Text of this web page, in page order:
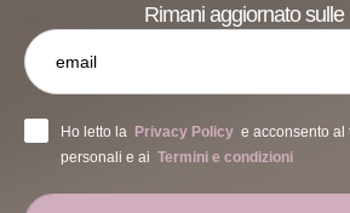
Rimani aggiornato sulle
Ho letto la Privacy Policy e acconsento al
personali e ai Termini e condizioni